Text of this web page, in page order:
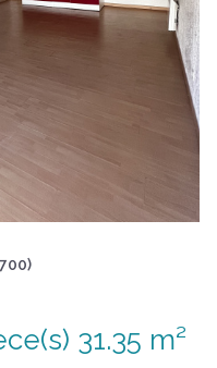
Appartement 1 pièce(s) 31.35 m²